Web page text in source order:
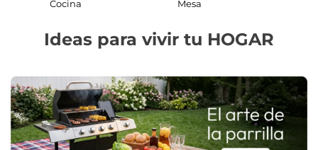
Cocina Mesa
Ideas para vivir tu HOGAR